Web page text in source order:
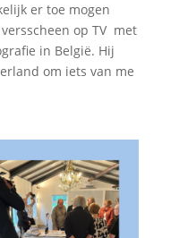
er toe mogen
op TV met
in België. Hij
om iets van me